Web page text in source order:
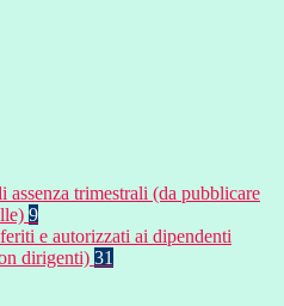
assenza trimestrali (da pubblicare
9
e autorizzati ai dipendenti
dirigenti) 31